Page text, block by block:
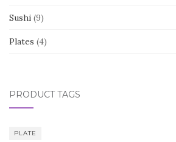
Sushi (9)
Plates (4)
PRODUCT TAGS
PLATE